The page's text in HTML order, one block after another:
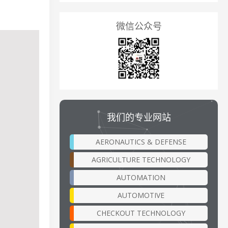
微信公众号
我们的专业网站
AERONAUTICS & DEFENSE
AGRICULTURE TECHNOLOGY
AUTOMATION
AUTOMOTIVE
CHECKOUT TECHNOLOGY